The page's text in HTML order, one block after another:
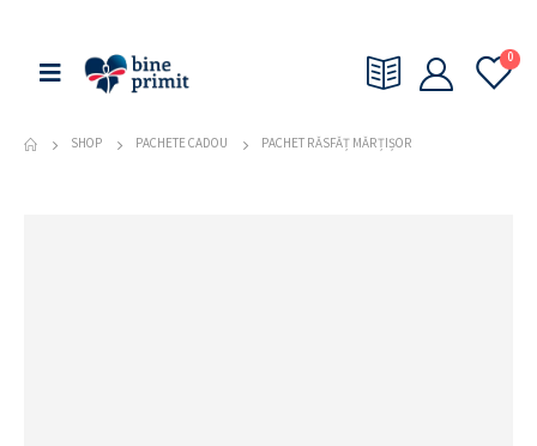
0
SHOP PACHETE CADOU PACHET RĂSFĂȚ MĂRȚIȘOR